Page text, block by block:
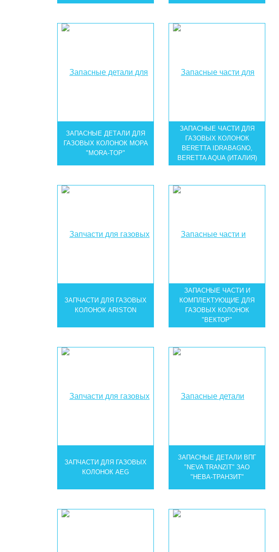
ЗАПАСНЫЕ ДЕТАЛИ ДЛЯ
ГАЗОВЫХ КОЛОНОК МОРА
"МORA-TOP"
ЗАПАСНЫЕ ЧАСТИ ДЛЯ
ГАЗОВЫХ КОЛОНОК
BERETTA IDRABAGNO,
BERETTA AQUA (ИТАЛИЯ)
ЗАПЧАСТИ ДЛЯ ГАЗОВЫХ
КОЛОНОК ARISTON
ЗАПАСНЫЕ ЧАСТИ И
КОМПЛЕКТУЮЩИЕ ДЛЯ
ГАЗОВЫХ КОЛОНОК
"ВЕКТОР"
ЗАПЧАСТИ ДЛЯ ГАЗОВЫХ
КОЛОНОК AEG
ЗАПАСНЫЕ ДЕТАЛИ ВПГ
"NEVA TRANZIT" ЗАО
"НЕВА-ТРАНЗИТ"